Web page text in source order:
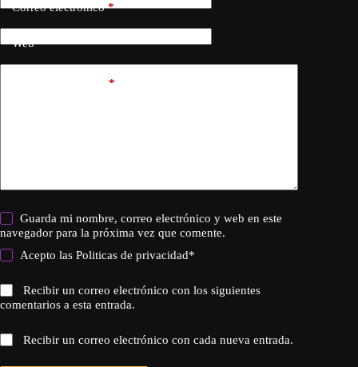
Correo electrónico*
Web
*
Guarda mi nombre, correo electrónico y web en este
navegador para la próxima vez que comente.
Acepto lasPoliticas de privacidad*
Recibir un correo electrónico con los siguientes
comentarios a esta entrada.
Recibir un correo electrónico con cada nueva entrada.